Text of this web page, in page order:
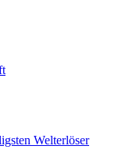
Welterlöser